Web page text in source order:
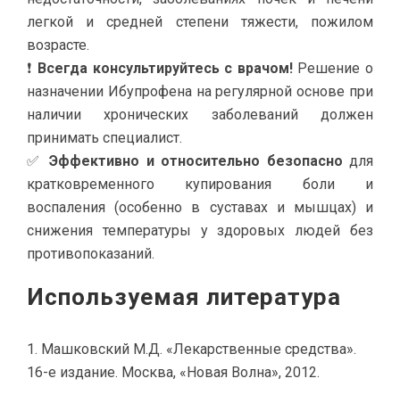
легкой и средней степени тяжести, пожилом
возрасте.
❗ Всегда консультируйтесь с врачом!Решение о
назначении Ибупрофена на регулярной основе при
наличии хронических заболеваний должен
принимать специалист.
✅ Эффективно и относительно безопасно для
кратковременного купирования боли и
воспаления (особенно в суставах и мышцах) и
снижения температуры у здоровых людей без
противопоказаний.
Используемая литература
Машковский М.Д. «Лекарственные средства».
16-е издание. Москва, «Новая Волна», 2012.